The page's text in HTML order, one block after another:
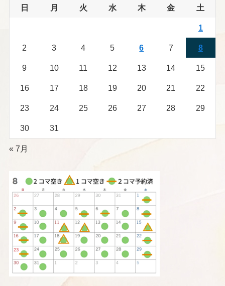
日 月 火 水 木 金 土
1
2 3 4 5 6 7 8
9 10 11 12 13 14 15
16 17 18 19 20 21 22
23 24 25 26 27 28 29
30 31
« 7月